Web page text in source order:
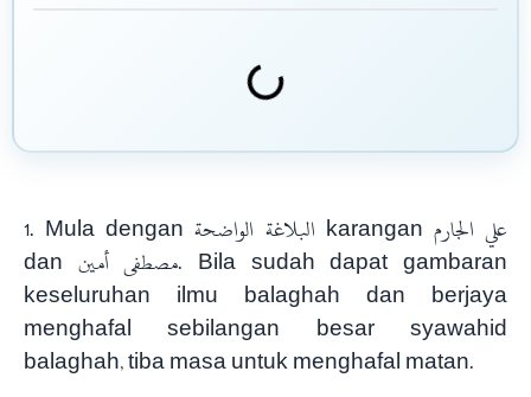
1. Mula dengan البلاغة الواضحة karangan علي الجارم
dan مصطفى أمين. Bila sudah dapat gambaran
keseluruhan ilmu balaghah dan berjaya
menghafal sebilangan besar syawahid
balaghah, tiba masa untuk menghafal matan.